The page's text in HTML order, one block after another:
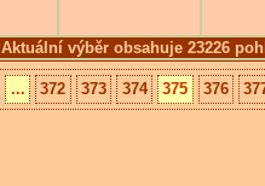
Aktuální výběr obsahuje 23226
... 372 373 374 375 376